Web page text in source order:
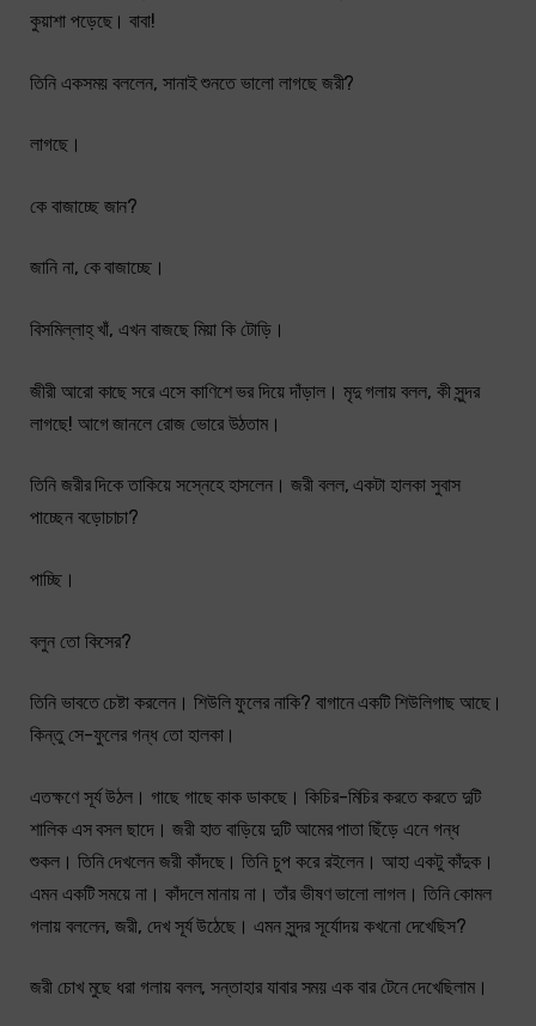
কুয়াশা পড়েছে। বাবা!
তিনি একসময় বললেন, সানাই শুনতে ভালো লাগছে জরী?
লাগছে।
কে বাজাচ্ছে জান?
জানি না, কে বাজাচ্ছে।
বিসমিল্লাহ্ খাঁ, এখন বাজছে মিয়া কি টোড়ি।
জীরী আরো কাছে সরে এসে কাণিশে ভর দিয়ে দাঁড়াল। মৃদু গলায় বলল, কী সুন্দর
লাগছে! আগে জানলে রোজ ভোরে উঠতাম।
তিনি জরীর দিকে তাকিয়ে সস্নেহে হাসলেন। জরী বলল, একটা হালকা সুবাস
পাচ্ছেন বড়োচাচা?
পাচ্ছি।
বলুন তো কিসের?
তিনি ভাবতে চেষ্টা করলেন। শিউলি ফুলের নাকি? বাগানে একটি শিউলিগাছ আছে।
কিন্তু সে-ফুলের গন্ধ তো হালকা।
এতক্ষণে সূর্য উঠল। গাছে গাছে কাক ডাকছে। কিচির-মিচির করতে করতে দুটি
শালিক এস বসল ছাদে। জরী হাত বাড়িয়ে দুটি আমের পাতা ছিঁড়ে এনে গন্ধ
শুকল। তিনি দেখলেন জরী কাঁদছে। তিনি চুপ করে রইলেন। আহা একটু কাঁদুক।
এমন একটি সময়ে না। কাঁদলে মানায় না। তাঁর ভীষণ ভালো লাগল। তিনি কোমল
গলায় বললেন, জরী, দেখ সূৰ্য উঠেছে। এমন সুন্দর সূর্যোদয় কখনো দেখেছিস?
জরী চোখ মুছে ধরা গলায় বলল, সন্তাহার যাবার সময় এক বার টেনে দেখেছিলাম।